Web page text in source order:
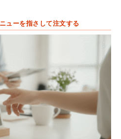
ューを指さして注文する